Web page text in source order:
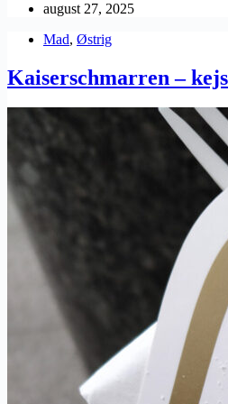
august 27, 2025
Mad, Østrig
Kaiserschmarren –